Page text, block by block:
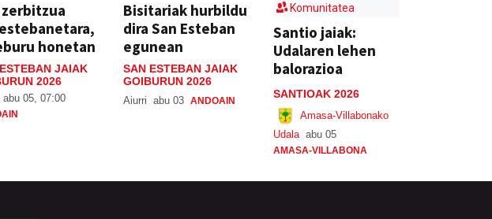
zerbitzua
honetan
JAIAK
2026
abu 05, 07:00
Bisitariak hurbildu
dira San Esteban
egunean
SAN ESTEBAN JAIAK
GOIBURUN 2026
Aiurri abu 03 ANDOAIN
Komunitatea
Santio jaiak:
Udalaren lehen
balorazioa
SANTIOAK 2026
Amasa-Villabonako
Udala abu 05
AMASA-VILLABONA